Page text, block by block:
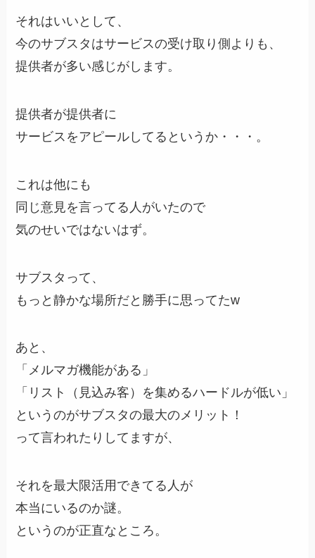
それはいいとして、
今のサブスタはサービスの受け取り側よりも、
提供者が多い感じがします。
提供者が提供者に
サービスをアピールしてるというか・・・。
これは他にも
同じ意見を言ってる人がいたので
気のせいではないはず。
サブスタって、
もっと静かな場所だと勝手に思ってたw
あと、
「メルマガ機能がある」
「リスト（見込み客）を集めるハードルが低い」
というのがサブスタの最大のメリット！
って言われたりしてますが、
それを最大限活用できてる人が
本当にいるのか謎。
というのが正直なところ。